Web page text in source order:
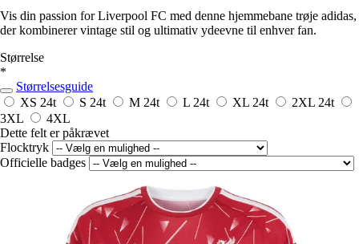
Vis din passion for Liverpool FC med denne hjemmebane trøje adidas,
der kombinerer vintage stil og ultimativ ydeevne til enhver fan.
Størrelse
*
Størrelsesguide
XS 24t S 24t M 24t L 24t XL 24t 2XL 24t
3XL
4XL
Dette felt er påkrævet
Flocktryk
Officielle badges